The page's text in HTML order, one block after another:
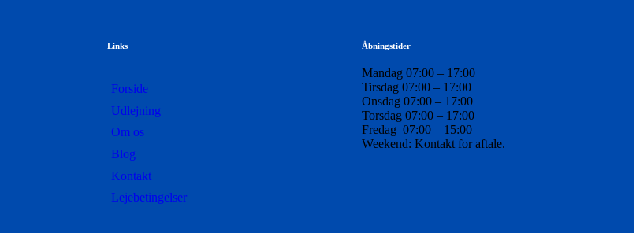
Links
Forside
Udlejning
Om os
Blog
Kontakt
Lejebetingelser
Åbningstider
Mandag 07:00 – 17:00
Tirsdag 07:00 – 17:00
Onsdag 07:00 – 17:00
Torsdag 07:00 – 17:00
Fredag 07:00 – 15:00
Weekend: Kontakt for aftale.